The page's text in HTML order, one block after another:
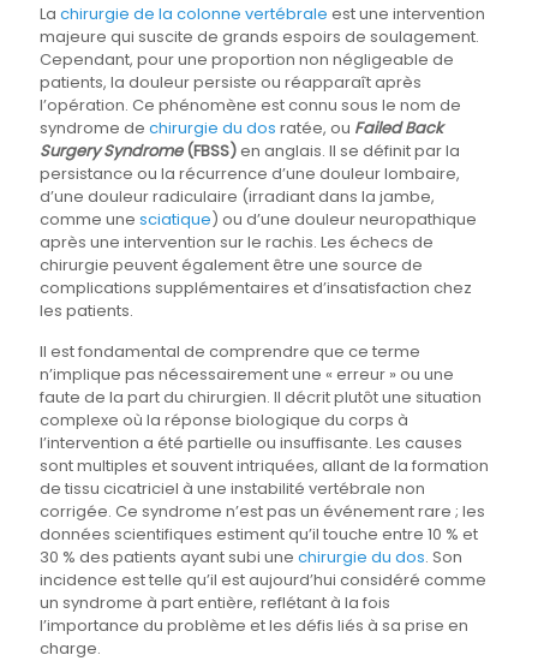
La chirurgie de la colonne vertébrale est une intervention
majeure qui suscite de grands espoirs de soulagement.
Cependant, pour une proportion non négligeable de
patients, la douleur persiste ou réapparaît après
l’opération. Ce phénomène est connu sous le nom de
syndrome de chirurgie du dos ratée, ou Failed Back
Surgery Syndrome(FBSS)en anglais. Il se définit par la
persistance ou la récurrence d’une douleur lombaire,
d’une douleur radiculaire (irradiant dans la jambe,
comme une sciatique) ou d’une douleur neuropathique
après une intervention sur le rachis. Les échecs de
chirurgie peuvent également être une source de
complications supplémentaires et d’insatisfaction chez
les patients.
Il est fondamental de comprendre que ce terme
n’implique pas nécessairement une « erreur » ou une
faute de la part du chirurgien. Il décrit plutôt une situation
complexe où la réponse biologique du corps à
l’intervention a été partielle ou insuffisante. Les causes
sont multiples et souvent intriquées, allant de la formation
de tissu cicatriciel à une instabilité vertébrale non
corrigée. Ce syndrome n’est pas un événement rare ; les
données scientifiques estiment qu’il touche entre 10 % et
30 % des patients ayant subi une chirurgie du dos. Son
incidence est telle qu’il est aujourd’hui considéré comme
un syndrome à part entière, reflétant à la fois
l’importance du problème et les défis liés à sa prise en
charge.